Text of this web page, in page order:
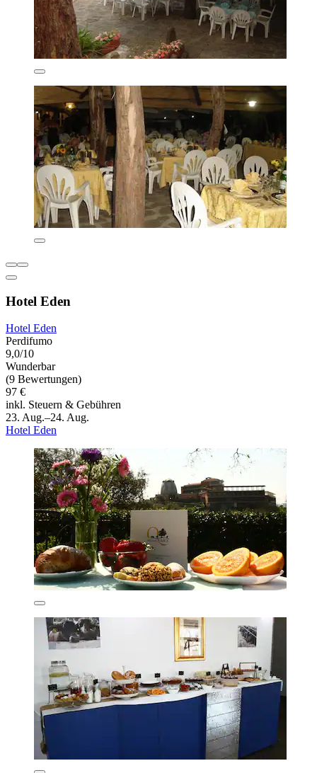
Hotel Eden
Hotel Eden
Perdifumo
9,0/10
Wunderbar
(9 Bewertungen)
97 €
inkl. Steuern & Gebühren
23. Aug.–24. Aug.
Hotel Eden